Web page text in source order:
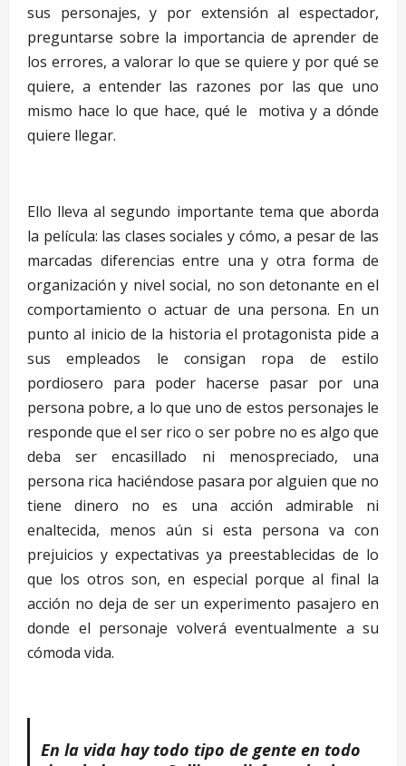
sus personajes, y por extensión al espectador,
preguntarse sobre la importancia de aprender de
los errores, a valorar lo que se quiere y por qué se
quiere, a entender las razones por las que uno
mismo hace lo que hace, qué le motiva y a dónde
quiere llegar.
Ello lleva al segundo importante tema que aborda
la película: las clases sociales y cómo, a pesar de las
marcadas diferencias entre una y otra forma de
organización y nivel social, no son detonante en el
comportamiento o actuar de una persona. En un
punto al inicio de la historia el protagonista pide a
sus empleados le consigan ropa de estilo
pordiosero para poder hacerse pasar por una
persona pobre, a lo que uno de estos personajes le
responde que el ser rico o ser pobre no es algo que
deba ser encasillado ni menospreciado, una
persona rica haciéndose pasara por alguien que no
tiene dinero no es una acción admirable ni
enaltecida, menos aún si esta persona va con
prejuicios y expectativas ya preestablecidas de lo
que los otros son, en especial porque al final la
acción no deja de ser un experimento pasajero en
donde el personaje volverá eventualmente a su
cómoda vida.
En la vida hay todo tipo de gente en todo